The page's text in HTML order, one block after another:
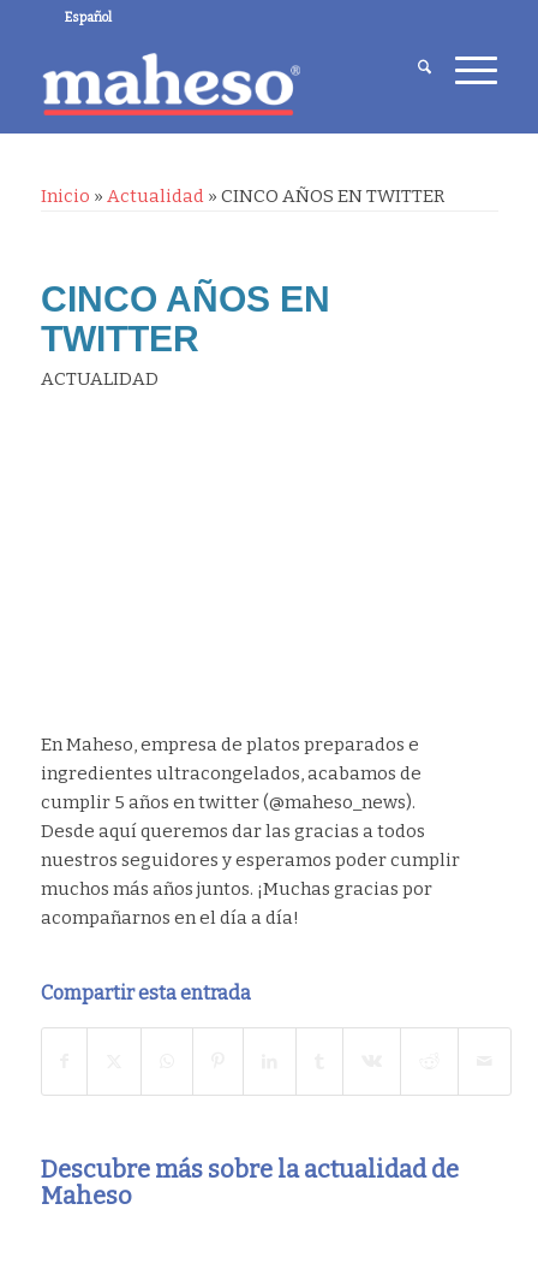
Español
Inicio » Actualidad» CINCO AÑOS EN TWITTER
CINCO AÑOS EN
TWITTER
ACTUALIDAD
En Maheso, empresa de platos preparados e
ingredientes ultracongelados, acabamos de
cumplir 5 años en twitter (@maheso_news).
Desde aquí queremos dar las gracias a todos
nuestros seguidores y esperamos poder cumplir
muchos más años juntos. ¡Muchas gracias por
acompañarnos en el día a día!
Compartir esta entrada
Descubre más sobre la actualidad de
Maheso